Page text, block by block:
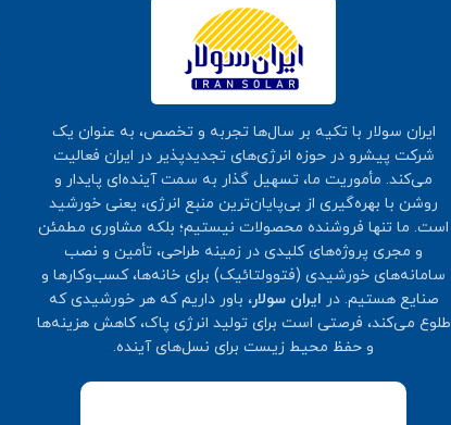
ایران سولار با تکیه بر سال‌ها تجربه و تخصص، به عنوان یک
شرکت پیشرو در حوزه انرژی‌های تجدیدپذیر در ایران فعالیت
می‌کند. مأموریت ما، تسهیل گذار به سمت آینده‌ای پایدار و
روشن با بهره‌گیری از بی‌پایان‌ترین منبع انرژی، یعنی خورشید
است. ما تنها فروشنده محصولات نیستیم؛ بلکه مشاوری مطمئن
و مجری پروژه‌های کلیدی در زمینه طراحی، تأمین و نصب
سامانه‌های خورشیدی (فتوولتائیک) برای خانه‌ها، کسب‌وکارها و
صنایع هستیم. در ایران سولار، باور داریم که هر خورشیدی که
طلوع می‌کند، فرصتی است برای تولید انرژی پاک، کاهش هزینه‌ها
و حفظ محیط زیست برای نسل‌های آینده.